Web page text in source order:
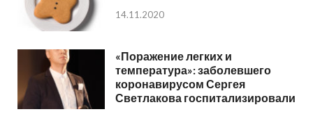
14.11.2020
«Поражение легких и
температура»: заболевшего
коронавирусом Сергея
Светлакова госпитализировали